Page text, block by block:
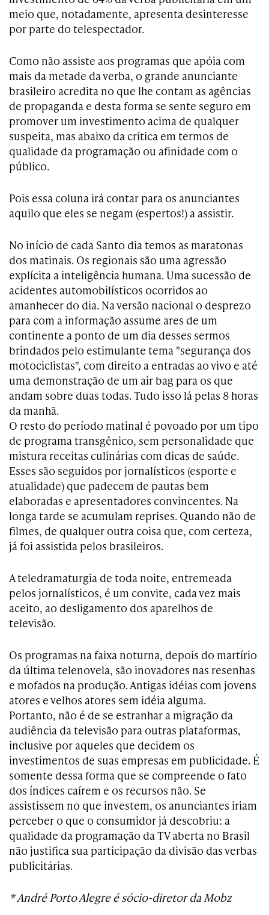
meio que, notadamente, apresenta desinteresse
por parte do telespectador.
Como não assiste aos programas que apóia com
mais da metade da verba, o grande anunciante
brasileiro acredita no que lhe contam as agências
de propaganda e desta forma se sente seguro em
promover um investimento acima de qualquer
suspeita, mas abaixo da crítica em termos de
qualidade da programação ou afinidade com o
público.
Pois essa coluna irá contar para os anunciantes
aquilo que eles se negam (espertos!) a assistir.
No início de cada Santo dia temos as maratonas
dos matinais. Os regionais são uma agressão
explícita a inteligência humana. Uma sucessão de
acidentes automobilísticos ocorridos ao
amanhecer do dia. Na versão nacional o desprezo
para com a informação assume ares de um
continente a ponto de um dia desses sermos
brindados pelo estimulante tema "segurança dos
motociclistas", com direito a entradas ao vivo e até
uma demonstração de um air bag para os que
andam sobre duas todas. Tudo isso lá pelas 8 horas
da manhã.
O resto do período matinal é povoado por um tipo
de programa transgênico, sem personalidade que
mistura receitas culinárias com dicas de saúde.
Esses são seguidos por jornalísticos (esporte e
atualidade) que padecem de pautas bem
elaboradas e apresentadores convincentes. Na
longa tarde se acumulam reprises. Quando não de
filmes, de qualquer outra coisa que, com certeza,
já foi assistida pelos brasileiros.
A teledramaturgia de toda noite, entremeada
pelos jornalísticos, é um convite, cada vez mais
aceito, ao desligamento dos aparelhos de
televisão.
Os programas na faixa noturna, depois do martírio
da última telenovela, são inovadores nas resenhas
e mofados na produção. Antigas idéias com jovens
atores e velhos atores sem idéia alguma.
Portanto, não é de se estranhar a migração da
audiência da televisão para outras plataformas,
inclusive por aqueles que decidem os
investimentos de suas empresas em publicidade. É
somente dessa forma que se compreende o fato
dos índices caírem e os recursos não. Se
assistissem no que investem, os anunciantes iriam
perceber o que o consumidor já descobriu: a
qualidade da programação da TV aberta no Brasil
não justifica sua participação da divisão das verbas
publicitárias.
* André Porto Alegre é sócio-diretor da Mobz